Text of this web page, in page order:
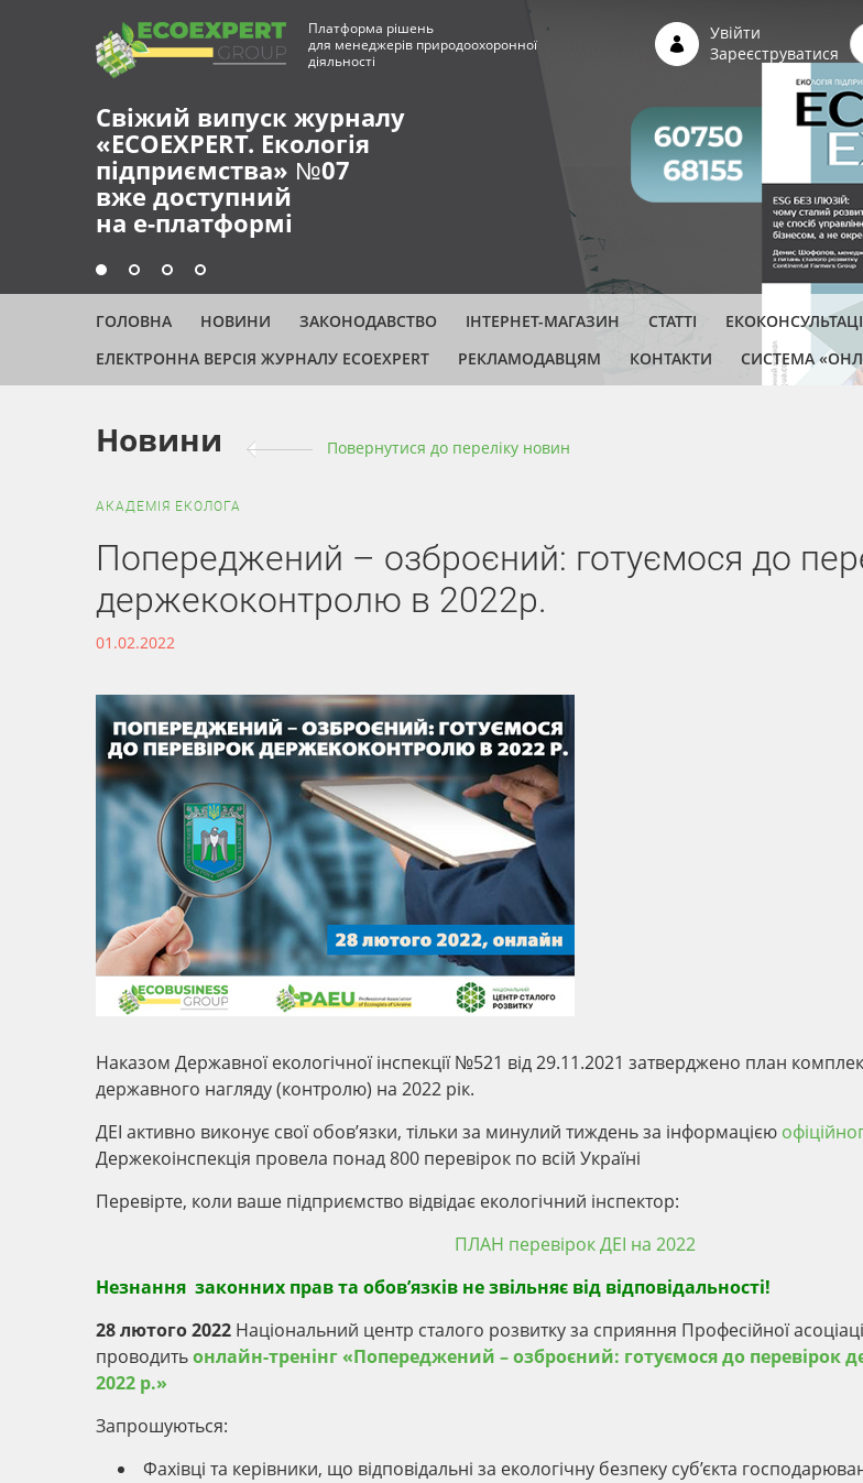
Свіжий випуск журналу
«ECOEXPERT. Екологія
підприємства» №07
вже доступний
на е-платформі
Платформа рішень
для менеджерів природоохоронної
діяльності
Увійти
Зареєструватися
ГОЛОВНА НОВИНИ ЗАКОНОДАВСТВО ІНТЕРНЕТ-МАГАЗИН СТАТТІ
ЕЛЕКТРОННА ВЕРСІЯ ЖУРНАЛУ ECOEXPERT
РЕКЛАМОДАВЦЯМ КОНТАКТИ СИСТЕМА
Новини Повернутися до переліку новин
АКАДЕМІЯ ЕКОЛОГА
Попереджений – озброєний: готуємося до
держекоконтролю в 2022р.
01.02.2022
Наказом Державної екологічної інспекції №521 від 29.11.2021 затверджено план
державного нагляду (контролю) на 2022 рік.
ДЕІ активно виконує свої обов’язки, тільки за минулий тиждень за інформацією
Держекоінспекція провела понад 800 перевірок по всій Україні
Перевірте, коли ваше підприємство відвідає екологічний інспектор:
ПЛАН перевірок ДЕІ на 2022
Незнання законних прав та обов’язків не звільняє від відповідальності!
28 лютого 2022 Національний центр сталого розвитку за сприяння Професійної
проводитьонлайн-тренінг «Попереджений – озброєний: готуємося до перевірок
2022 р.»
Запрошуються:
Фахівці та керівники, що відповідальні за екологічну безпеку суб’єкта